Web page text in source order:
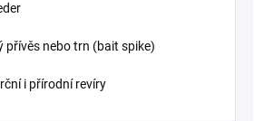
přívěs nebo trn (bait spike)
i přírodní revíry